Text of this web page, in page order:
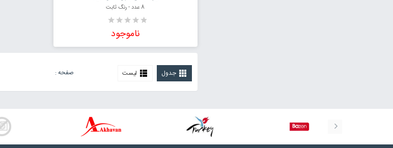
8 عدد - رنگ ثابت
ناموجود
جدول لیست صفحه :